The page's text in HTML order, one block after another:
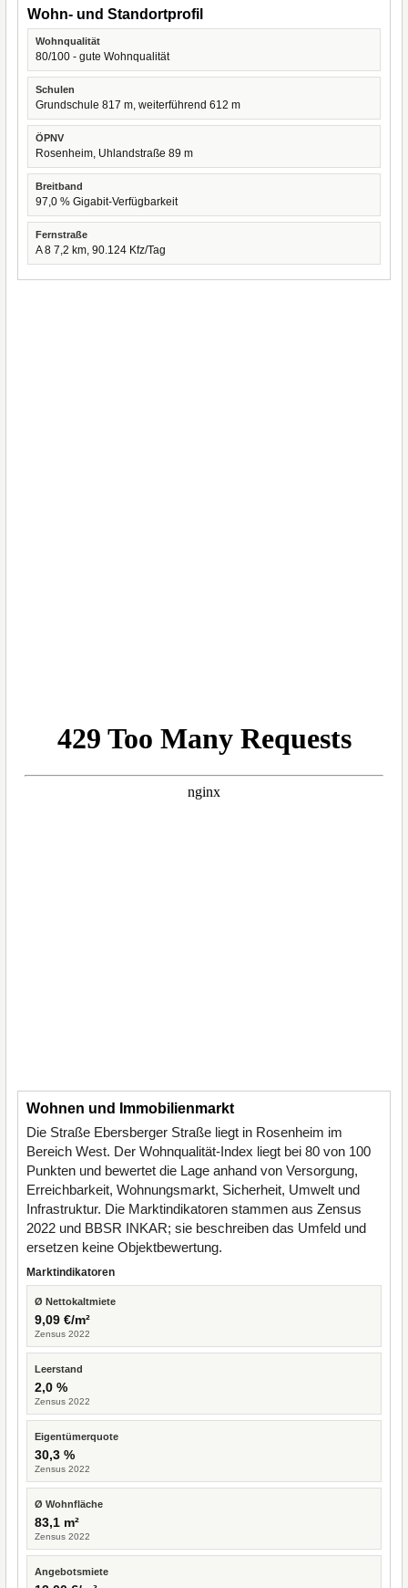
Wohn- und Standortprofil
Wohnqualität
80/100 - gute Wohnqualität
Schulen
Grundschule 817 m, weiterführend 612 m
ÖPNV
Rosenheim, Uhlandstraße 89 m
Breitband
97,0 % Gigabit-Verfügbarkeit
Fernstraße
A 8 7,2 km, 90.124 Kfz/Tag
Wohnen und Immobilienmarkt
Die Straße Ebersberger Straße liegt in Rosenheim im
Bereich West. Der Wohnqualität-Index liegt bei 80 von 100
Punkten und bewertet die Lage anhand von Versorgung,
Erreichbarkeit, Wohnungsmarkt, Sicherheit, Umwelt und
Infrastruktur. Die Marktindikatoren stammen aus Zensus
2022 und BBSR INKAR; sie beschreiben das Umfeld und
ersetzen keine Objektbewertung.
Marktindikatoren
Ø Nettokaltmiete
9,09 €/m²
Zensus 2022
Leerstand
2,0 %
Zensus 2022
Eigentümerquote
30,3 %
Zensus 2022
Ø Wohnfläche
83,1 m²
Zensus 2022
Angebotsmiete